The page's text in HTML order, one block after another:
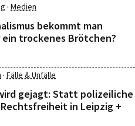
· Medien
bekommt man
trockenes Brötchen?
· Fälle & Unfälle
gejagt: Statt polizeiliche
in Leipzig +